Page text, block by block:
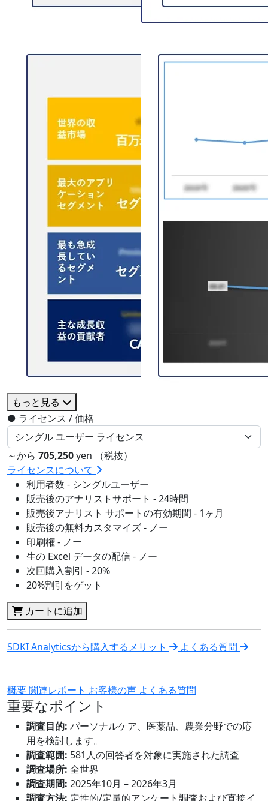
もっと見る
● ライセンス / 価格
～から 705,250yen （税抜）
ライセンスについて
利用者数 - シングルユーザー
販売後のアナリストサポート - 24時間
販売後アナリスト サポートの有効期間 - 1ヶ月
販売後の無料カスタマイズ - ノー
印刷権 - ノー
生の Excel データの配信 - ノー
次回購入割引 - 20%
20%割引をゲット
カートに追加
SDKI Analyticsから購入するメリット よくある質問
概要関連レポート お客様の声 よくある質問
重要なポイント
調査目的: パーソナルケア、医薬品、農業分野での応
用を検討します。
調査範囲: 581人の回答者を対象に実施された調査
調査場所: 全世界
調査期間: 2025年10月 – 2026年3月
調査方法: 定性的/定量的アンケート調査および直接イ